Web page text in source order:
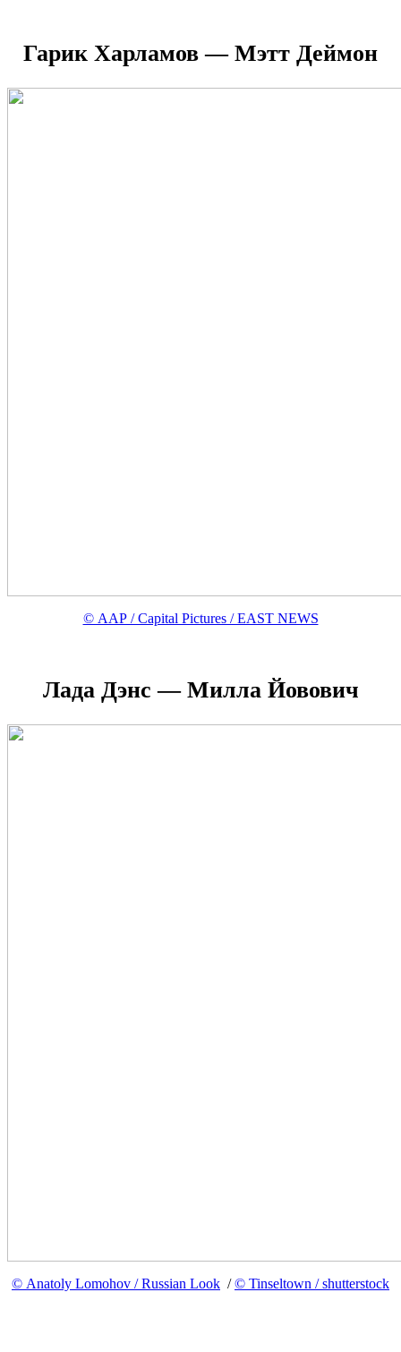
Гарик Харламов — Мэтт Деймон
© AAP / Capital Pictures / EAST NEWS
Лада Дэнс—Милла Йовович
© Anatoly Lomohov / Russian Look /© Tinseltown / shutterstock